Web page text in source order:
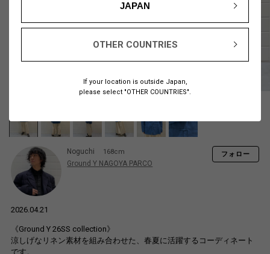
JAPAN
OTHER COUNTRIES
If your location is outside Japan,
please select "OTHER COUNTRIES".
Noguchi 168cm
Ground Y NAGOYA PARCO
フォロー
2026.04.21
《Ground Y 26SS collection》
涼しげなリネン素材を組み合わせた、春夏に活躍するコーディネート
です。